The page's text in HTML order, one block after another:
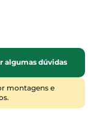
as
o que a
sempre de
perder a
seu lar
algumas dúvidas
montagens e